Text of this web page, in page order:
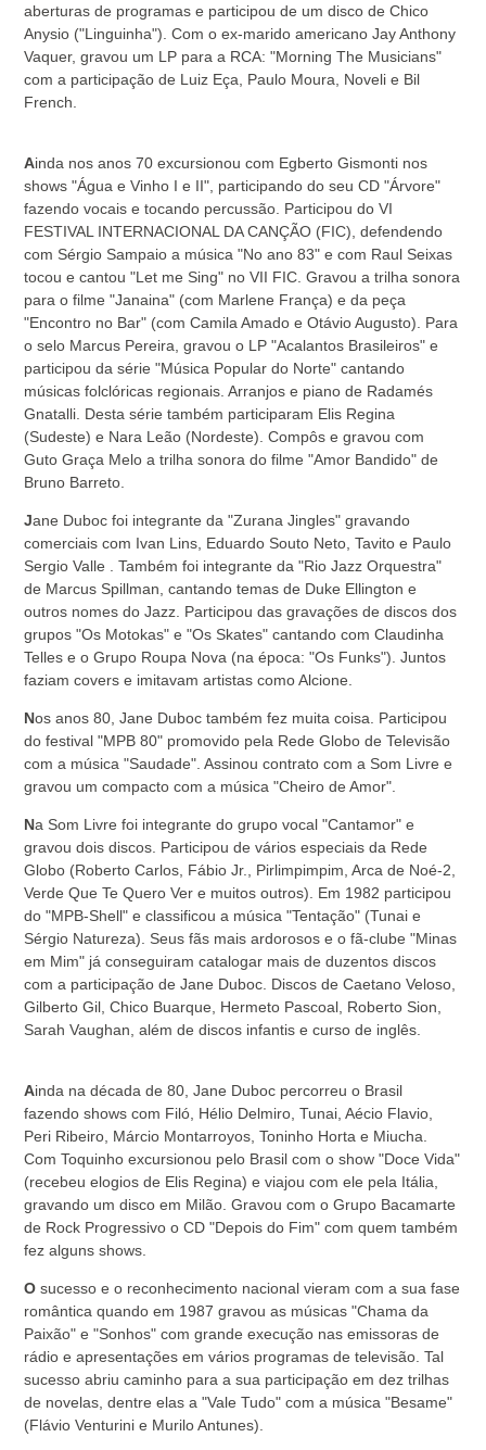
aberturas de programas e participou de um disco de Chico
Anysio ("Linguinha"). Com o ex-marido americano Jay Anthony
Vaquer, gravou um LP para a RCA: "Morning The Musicians"
com a participação de Luiz Eça, Paulo Moura, Noveli e Bil
French.
Ainda nos anos 70 excursionou com Egberto Gismonti nos
shows "Água e Vinho I e II", participando do seu CD "Árvore"
fazendo vocais e tocando percussão. Participou do VI
FESTIVAL INTERNACIONAL DA CANÇÃO (FIC), defendendo
com Sérgio Sampaio a música "No ano 83" e com Raul Seixas
tocou e cantou "Let me Sing" no VII FIC. Gravou a trilha sonora
para o filme "Janaina" (com Marlene França) e da peça
"Encontro no Bar" (com Camila Amado e Otávio Augusto). Para
o selo Marcus Pereira, gravou o LP "Acalantos Brasileiros" e
participou da série "Música Popular do Norte" cantando
músicas folclóricas regionais. Arranjos e piano de Radamés
Gnatalli. Desta série também participaram Elis Regina
(Sudeste) e Nara Leão (Nordeste). Compôs e gravou com
Guto Graça Melo a trilha sonora do filme "Amor Bandido" de
Bruno Barreto.
Jane Duboc foi integrante da "Zurana Jingles" gravando
comerciais com Ivan Lins, Eduardo Souto Neto, Tavito e Paulo
Sergio Valle . Também foi integrante da "Rio Jazz Orquestra"
de Marcus Spillman, cantando temas de Duke Ellington e
outros nomes do Jazz. Participou das gravações de discos dos
grupos "Os Motokas" e "Os Skates" cantando com Claudinha
Telles e o Grupo Roupa Nova (na época: "Os Funks"). Juntos
faziam covers e imitavam artistas como Alcione.
Nos anos 80, Jane Duboc também fez muita coisa. Participou
do festival "MPB 80" promovido pela Rede Globo de Televisão
com a música "Saudade". Assinou contrato com a Som Livre e
gravou um compacto com a música "Cheiro de Amor".
Na Som Livre foi integrante do grupo vocal "Cantamor" e
gravou dois discos. Participou de vários especiais da Rede
Globo (Roberto Carlos, Fábio Jr., Pirlimpimpim, Arca de Noé-2,
Verde Que Te Quero Ver e muitos outros). Em 1982 participou
do "MPB-Shell" e classificou a música "Tentação" (Tunai e
Sérgio Natureza). Seus fãs mais ardorosos e o fã-clube "Minas
em Mim" já conseguiram catalogar mais de duzentos discos
com a participação de Jane Duboc. Discos de Caetano Veloso,
Gilberto Gil, Chico Buarque, Hermeto Pascoal, Roberto Sion,
Sarah Vaughan, além de discos infantis e curso de inglês.
Ainda na década de 80, Jane Duboc percorreu o Brasil
fazendo shows com Filó, Hélio Delmiro, Tunai, Aécio Flavio,
Peri Ribeiro, Márcio Montarroyos, Toninho Horta e Miucha.
Com Toquinho excursionou pelo Brasil com o show "Doce Vida"
(recebeu elogios de Elis Regina) e viajou com ele pela Itália,
gravando um disco em Milão. Gravou com o Grupo Bacamarte
de Rock Progressivo o CD "Depois do Fim" com quem também
fez alguns shows.
O sucesso e o reconhecimento nacional vieram com a sua fase
romântica quando em 1987 gravou as músicas "Chama da
Paixão" e "Sonhos" com grande execução nas emissoras de
rádio e apresentações em vários programas de televisão. Tal
sucesso abriu caminho para a sua participação em dez trilhas
de novelas, dentre elas a "Vale Tudo" com a música "Besame"
(Flávio Venturini e Murilo Antunes).